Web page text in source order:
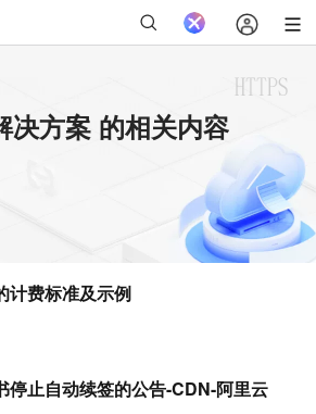
方案 的相关内容
计费标准及示例
停止自动续签的公告-CDN-阿里云